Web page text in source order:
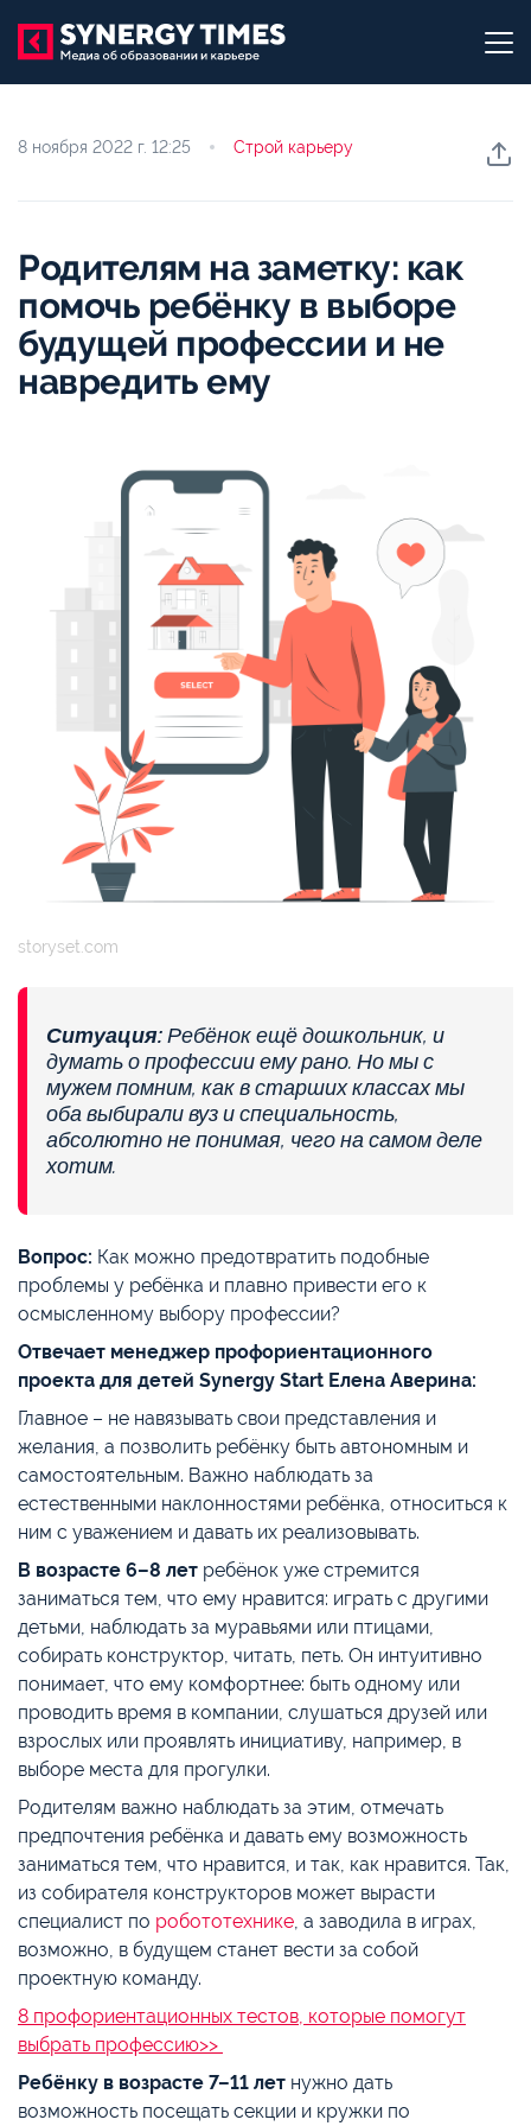
8 ноября 2022 г. 12:25 Строй карьеру
Родителям на заметку: как
помочь ребёнку в выборе
будущей профессии и не
навредить ему
storyset.com
Ситуация:Ребёнок ещё дошкольник, и
думать о профессии ему рано. Но мы с
мужем помним, как в старших классах мы
оба выбирали вуз и специальность,
абсолютно не понимая, чего на самом деле
хотим.
Вопрос: Как можно предотвратить подобные
проблемы у ребёнка и плавно привести его к
осмысленному выбору профессии?
Отвечает менеджер профориентационного
проекта для детей Synergy Start Елена Аверина:
Главное – не навязывать свои представления и
желания, а позволить ребёнку быть автономным и
самостоятельным. Важно наблюдать за
естественными наклонностями ребёнка, относиться к
ним с уважением и давать их реализовывать.
В возрасте 6–8 лет ребёнок уже стремится
заниматься тем, что ему нравится: играть с другими
детьми, наблюдать за муравьями или птицами,
собирать конструктор, читать, петь. Он интуитивно
понимает, что ему комфортнее: быть одному или
проводить время в компании, слушаться друзей или
взрослых или проявлять инициативу, например, в
выборе места для прогулки.
Родителям важно наблюдать за этим, отмечать
предпочтения ребёнка и давать ему возможность
заниматься тем, что нравится, и так, как нравится. Так,
из собирателя конструкторов может вырасти
специалист по робототехнике, а заводила в играх,
возможно, в будущем станет вести за собой
проектную команду.
8 профориентационных тестов, которые помогут
выбрать профессию>>
Ребёнку в возрасте 7–11 лет нужно дать
возможность посещать секции и кружки по